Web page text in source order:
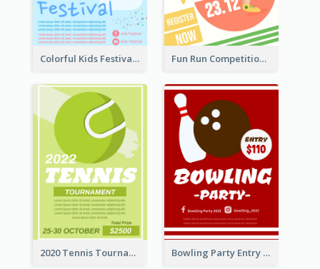
Colorful Kids Festival Flyer Fun Run Competition Flyer
2020 Tennis Tournament Flyer Bowling Party Entry Flyer